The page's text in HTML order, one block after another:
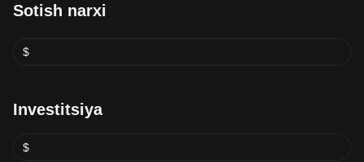
Sotish narxi
$
Investitsiya
$